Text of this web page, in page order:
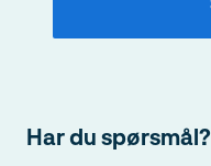
Har du spørsmål?